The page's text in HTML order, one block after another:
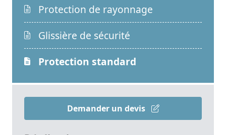
Protection de rayonnage
Glissière de sécurité
Protection standard
Demander un devis